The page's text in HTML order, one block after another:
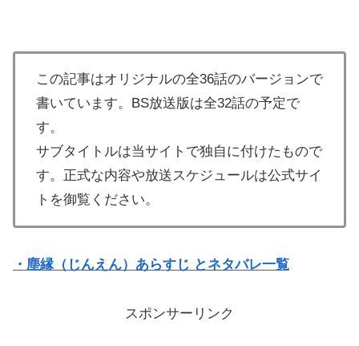
この記事はオリジナルの全36話のバージョンで
書いています。BS放送版は全32話の予定で
す。
サブタイトルは当サイトで独自に付けたもので
す。正式な内容や放送スケジュールは公式サイ
トを御覧ください。
・塵縁（じんえん）あらすじ とネタバレ一覧
スポンサーリンク